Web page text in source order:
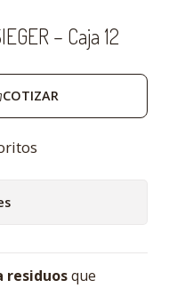
– Caja 12
COTIZAR
residuosque